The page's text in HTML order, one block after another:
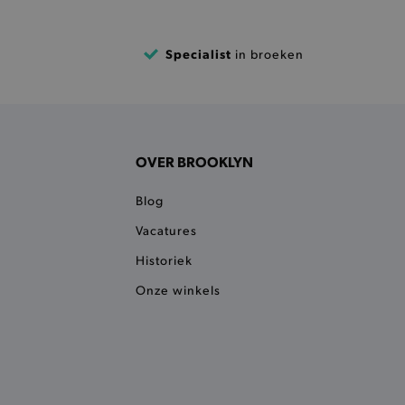
Specialist in broeken
OVER BROOKLYN
Blog
Vacatures
Historiek
Onze winkels
te maken
het opslaan van
het opslaan in de
ruikt welke server de
cookies om het
ID op te slaan en de